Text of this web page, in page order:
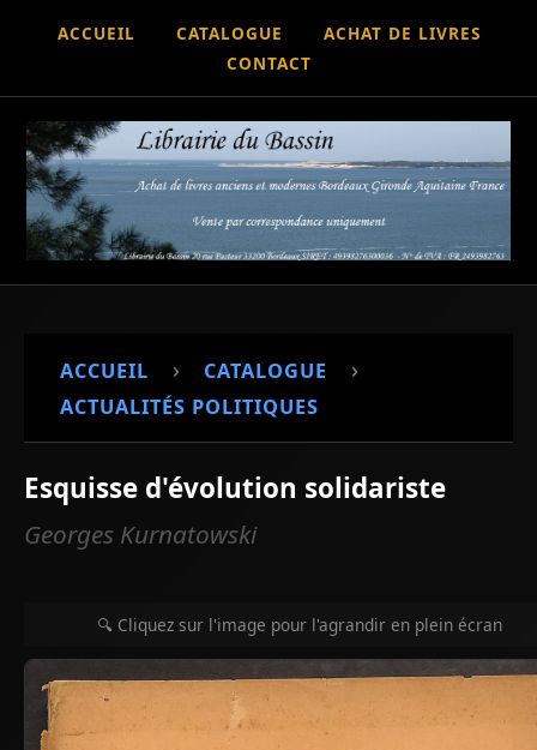
ACCUEIL CATALOGUE
ACHAT DE LIVRES
CONTACT
ACCUEIL › CATALOGUE ›
ACTUALITÉS POLITIQUES
Esquisse d'évolution solidariste
Georges Kurnatowski
🔍 Cliquez sur l'image pour l'agrandir en plein écran